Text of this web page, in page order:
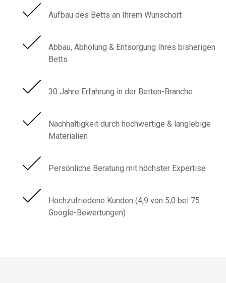
Aufbau des Betts an Ihrem Wunschort
Abbau, Abholung & Entsorgung Ihres bisherigen
Betts
30 Jahre Erfahrung in der Betten-Branche
Nachhaltigkeit durch hochwertige & langlebige
Materialien
Persönliche Beratung mit höchster Expertise
Hochzufriedene Kunden (4,9 von 5,0 bei 75
Google-Bewertungen)